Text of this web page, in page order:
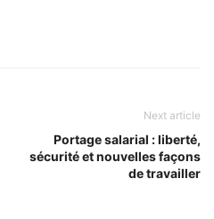
Next article
Portage salarial : liberté,
sécurité et nouvelles façons
de travailler